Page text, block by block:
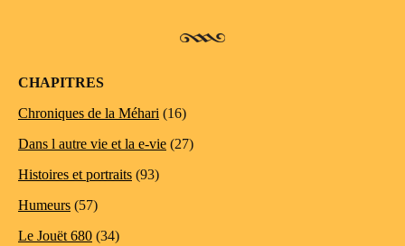
CHAPITRES
Chroniques de la Méhari (16)
Dans l autre vie et la e-vie (27)
Histoires et portraits (93)
Humeurs (57)
Le Jouët 680 (34)